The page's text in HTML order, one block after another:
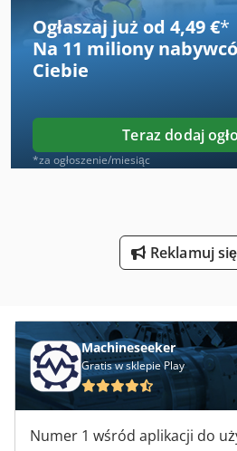
Maszyny Do Szycia Przemysłowe
Maszyny Do Ukosowania
Nadziewarka Do Kiełbas
Narzędzia Do Drewna
Narzędzia Do Nacinania
Narzędzia Do Obróbki Drewna
Narzędzie Do Gniazda
Narzędzie Do Wyciągania
Ogłaszaj już od 4,49 €*
Na 11 miliony
Ciebie
Teraz dodaj
*za ogłoszenie/miesiąc
Reklamuj
Machineseeker
Gratis w sklepie Play
Numer 1 wśród aplikacji do